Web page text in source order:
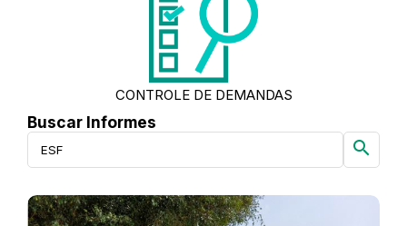
CONTROLE DE DEMANDAS
Buscar Informes
search